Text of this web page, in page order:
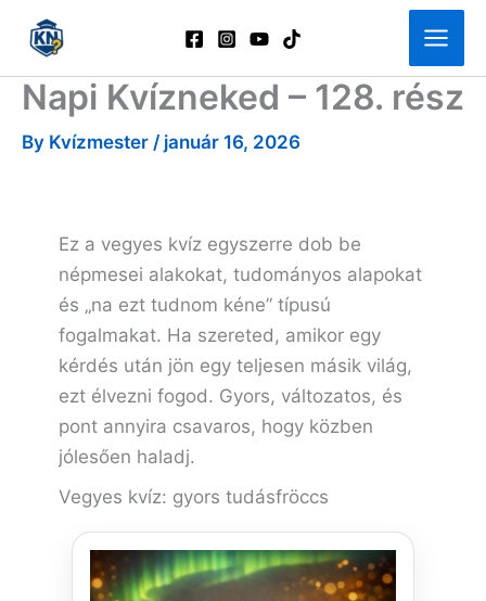
content
Napi Kvízneked – 128. rész
By Kvízmester / január 16, 2026
Ez a vegyes kvíz egyszerre dob be
népmesei alakokat, tudományos alapokat
és „na ezt tudnom kéne” típusú
fogalmakat. Ha szereted, amikor egy
kérdés után jön egy teljesen másik világ,
ezt élvezni fogod. Gyors, változatos, és
pont annyira csavaros, hogy közben
jólesően haladj.
Vegyes kvíz: gyors tudásfröccs